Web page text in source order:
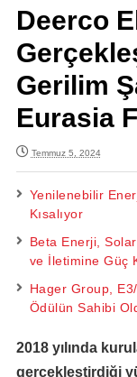
Deerco
Gerilim
Eurasia
Temmuz 5, 2024
Yenilenebilir
Kısalıyor
Beta Enerji,
ve İletimine Güç
Hager Group,
Ödülün Sahibi
2018 yılında
gerçekleştirdiği